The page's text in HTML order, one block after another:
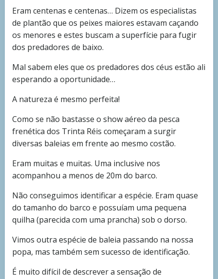
Eram centenas e centenas… Dizem os especialistas
de plantão que os peixes maiores estavam caçando
os menores e estes buscam a superfície para fugir
dos predadores de baixo.
Mal sabem eles que os predadores dos céus estão ali
esperando a oportunidade…
A natureza é mesmo perfeita!
Como se não bastasse o show aéreo da pesca
frenética dos Trinta Réis começaram a surgir
diversas baleias em frente ao mesmo costão.
Eram muitas e muitas. Uma inclusive nos
acompanhou a menos de 20m do barco.
Não conseguimos identificar a espécie. Eram quase
do tamanho do barco e possuíam uma pequena
quilha (parecida com uma prancha) sob o dorso.
Vimos outra espécie de baleia passando na nossa
popa, mas também sem sucesso de identificação.
É muito difícil de descrever a sensação de